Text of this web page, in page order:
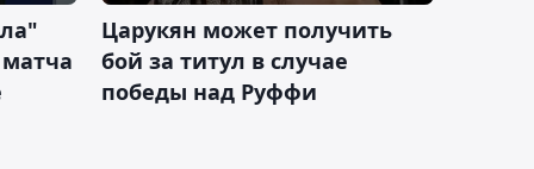
Царукян может получить
бой за титул в случае
победы над Руффи